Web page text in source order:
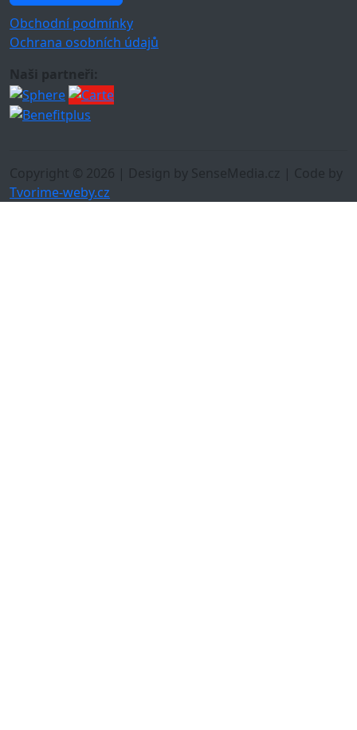
Obchodní podmínky
Ochrana osobních údajů
Naši partneři:
Copyright © 2026 | Design by SenseMedia.cz | Code by
Tvorime-weby.cz